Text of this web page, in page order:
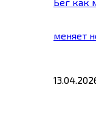
меняет